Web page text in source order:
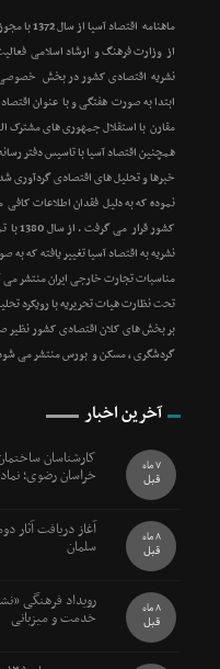
ماهنامه اقتصاد آسیا از سال 1372 با مجوز شماره 124/5138
از وزارت فرهنگ و ارشاد اسلامی
نشریه اقتصادی کشور در بخش خصوصی
ابتدا به صورت هفتگی و با عنوان
مقارن با استقلال جمهوری های مشترک
همچنین اقتصاد آسیا با تاسیس دفتر
خبرها و تحلیل های اقتصادی گردآوری
نموده که به دلیل فقدان اطلاعات کافی
کشور قرار می گرفت . از سال 1380 با تمرکز بر اقتصاد منطقه نام این
نشریه به اقتصاد آسیا تغییر یافته که
مناسبات تجارت خارجی ایران منتشر می
تحت نظارت هیات تحریریه با رویکرد
بر بخش های کلان اقتصادی کشور نظیر
گردشگری ، مسکن و بورس منتشر می
آخرین اخبار
کارشناسان
خراسان رضوی؛ 7 ماه
قبل
آغاز دریافت آثار
سلمان 8 ماه
قبل
رویداد فرهنگی
خدمت و میزبانی 8 ماه
قبل